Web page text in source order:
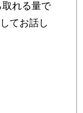
取れる量で
てお話し